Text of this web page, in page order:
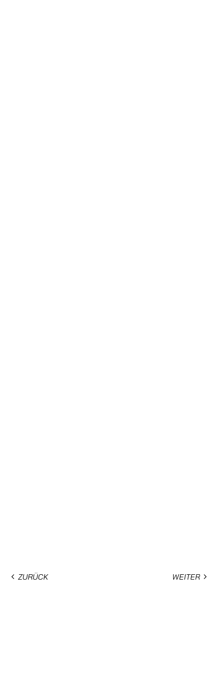
ZURÜCK WEITER